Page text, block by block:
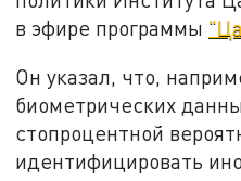
в эфире программы
Он указал, что,
биометрических
стопроцентной
идентифицировать